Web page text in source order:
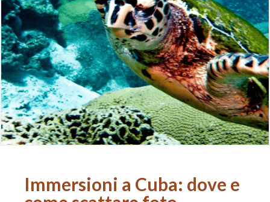
Immersioni a Cuba: dove e